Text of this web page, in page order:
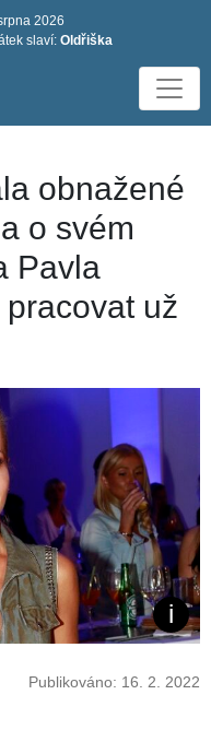
2026
slaví: Oldřiška
obnažené
o svém
Pavla
už
Publikováno: 16. 2. 2022